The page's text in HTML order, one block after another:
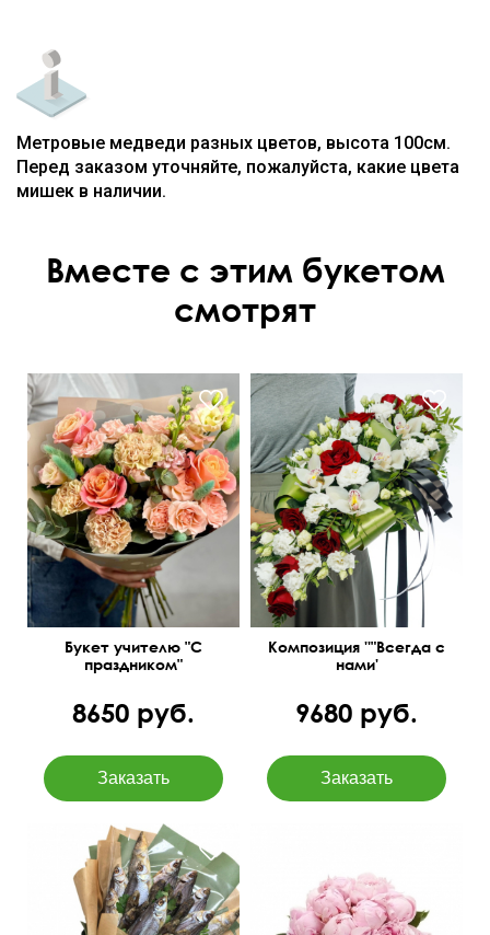
Метровые медведи разных цветов, высота 100см.
Перед заказом уточняйте, пожалуйста, какие цвета
мишек в наличии.
Вместе с этим букетом
смотрят
Букет учителю "С
праздником"
8650 руб.
Композиция ''"Всегда с
нами'
9680 руб.